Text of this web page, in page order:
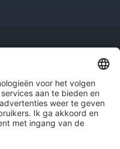
Disclaimer
Colofon